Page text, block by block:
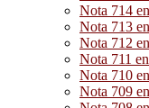
Nota 714
Nota 713
Nota 712
Nota 711
Nota 710
Nota 709